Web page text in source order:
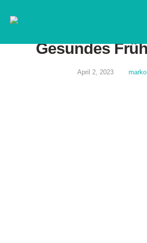
Gesundes
April 2, 2023 marko